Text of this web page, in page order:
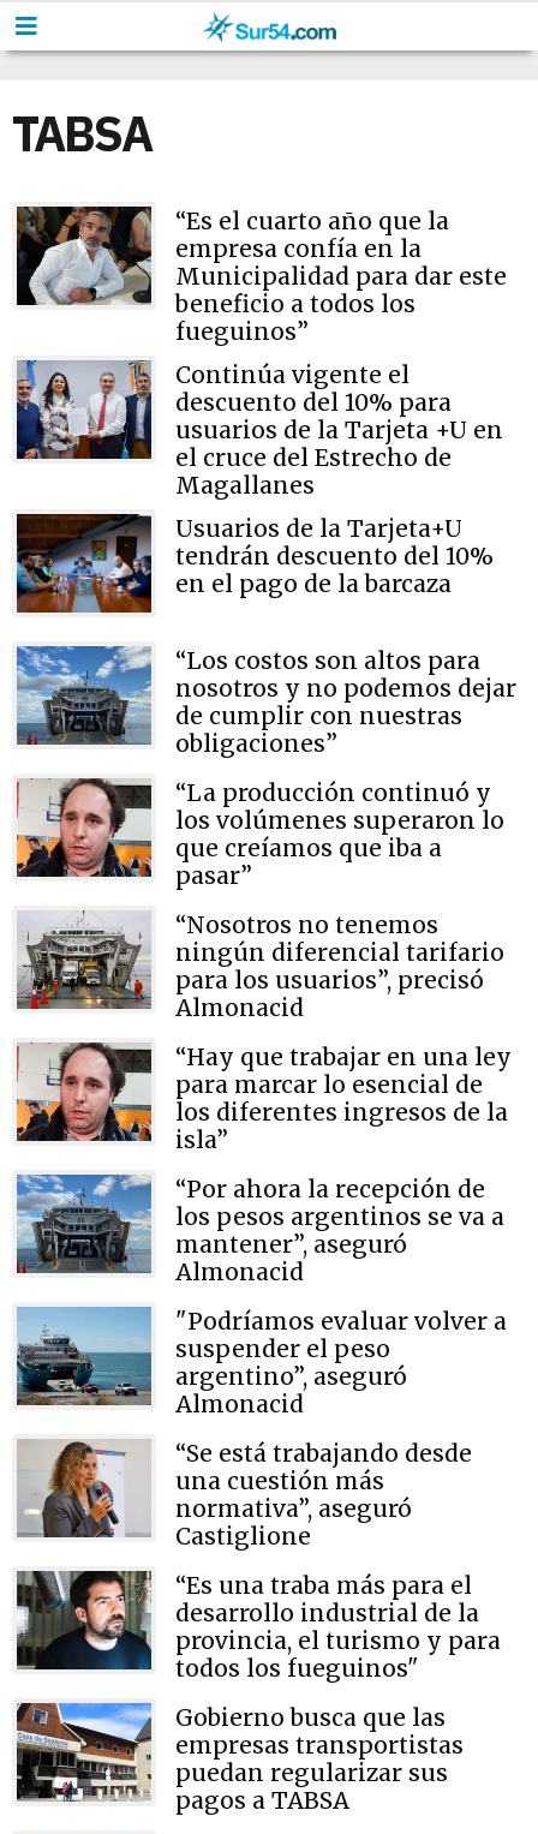
TABSA
“Es el cuarto año que la
empresa confía en la
Municipalidad para dar este
beneficio a todos los
fueguinos”
Continúa vigente el
descuento del 10% para
usuarios de la Tarjeta +U en
el cruce del Estrecho de
Magallanes
Usuarios de la Tarjeta+U
tendrán descuento del 10%
en el pago de la barcaza
“Los costos son altos para
nosotros y no podemos dejar
de cumplir con nuestras
obligaciones”
“La producción continuó y
los volúmenes superaron lo
que creíamos que iba a
pasar”
“Nosotros no tenemos
ningún diferencial tarifario
para los usuarios”, precisó
Almonacid
“Hay que trabajar en una ley
para marcar lo esencial de
los diferentes ingresos de la
isla”
“Por ahora la recepción de
los pesos argentinos se va a
mantener”, aseguró
Almonacid
"Podríamos evaluar volver a
suspender el peso
argentino”, aseguró
Almonacid
“Se está trabajando desde
una cuestión más
normativa”, aseguró
Castiglione
“Es una traba más para el
desarrollo industrial de la
provincia, el turismo y para
todos los fueguinos"
Gobierno busca que las
empresas transportistas
puedan regularizar sus
pagos a TABSA